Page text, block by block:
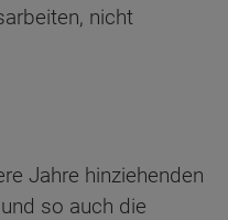
nicht
Jahre hinziehenden
so auch die